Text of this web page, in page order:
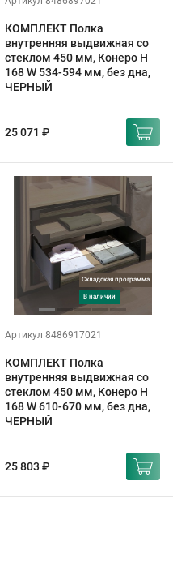
КОМПЛЕКТ Полка
внутренняя выдвижная со
стеклом 450 мм, Конеро H
168 W 534-594 мм, без дна,
ЧЕРНЫЙ
25 071 ₽
Складская программа
в наличии
Артикул 8486917021
КОМПЛЕКТ Полка
внутренняя выдвижная со
стеклом 450 мм, Конеро H
168 W 610-670 мм, без дна,
ЧЕРНЫЙ
25 803 ₽